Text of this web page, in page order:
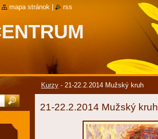
Kurzy - 21-22.2.2014 Mužský kruh
21-22.2.2014 Mužský kruh
mapa stránok rss